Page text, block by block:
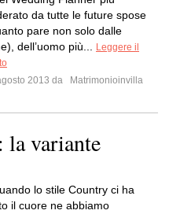
da tutte le future spose
pare non solo dalle
dell’uomo più...
Leggere il
2013 da
Matrimonioinvilla
variante
lo stile Country ci ha
il cuore ne abbiamo